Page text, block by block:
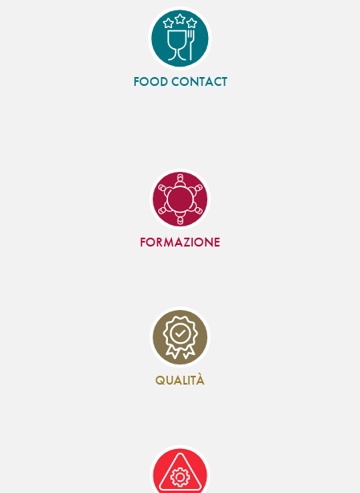
FOOD CONTACT
FORMAZIONE
QUALITÀ